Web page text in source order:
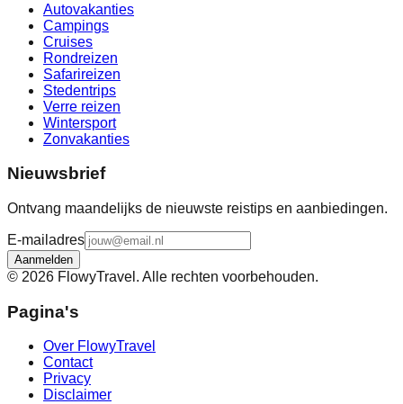
Autovakanties
Campings
Cruises
Rondreizen
Safarireizen
Stedentrips
Verre reizen
Wintersport
Zonvakanties
Nieuwsbrief
Ontvang maandelijks de nieuwste reistips en aanbiedingen.
E-mailadres
Aanmelden
© 2026 FlowyTravel. Alle rechten voorbehouden.
Pagina's
Over FlowyTravel
Contact
Privacy
Disclaimer